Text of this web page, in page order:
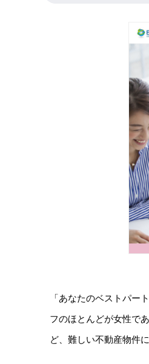
「あなたのベストパー
フのほとんどが女性で
ど、難しい不動産物件